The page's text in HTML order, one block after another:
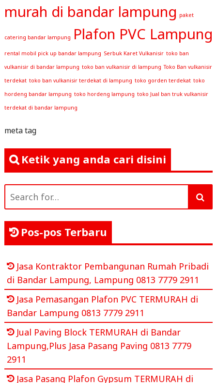
murah di bandar lampung paket
catering bandar lampung Plafon PVC Lampung
rental mobil pick up bandar lampung Serbuk Karet Vulkanisir toko ban
vulkanisir di bandar lampung toko ban vulkanisir di lampung Toko Ban vulkanisir
terdekat toko ban vulkanisir terdekat di lampung toko gorden terdekat toko
hordeng bandar lampung toko hordeng lampung toko Jual ban truk vulkanisir
terdekat di bandar lampung
meta tag
Ketik yang anda cari disini
for:
Pos-pos Terbaru
Jasa Kontraktor Pembangunan Rumah Pribadi
di Bandar Lampung, Lampung 0813 7779 2911
Jasa Pemasangan Plafon PVC TERMURAH di
Bandar Lampung 0813 7779 2911
Jual Paving Block TERMURAH di Bandar
Lampung,Plus Jasa Pasang Paving 0813 7779
2911
Jasa Pasang Plafon Gypsum TERMURAH di